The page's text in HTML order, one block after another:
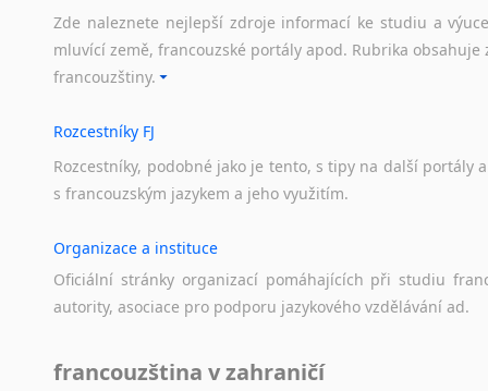
Zde naleznete nejlepší zdroje informací ke studiu a
mluvící země, francouzské portály apod. Rubrika
francouzštiny.
Rozcestníky FJ
Rozcestníky, podobné jako je tento, s tipy na další portály a
s francouzským jazykem a jeho využitím.
Organizace a instituce
Oficiální stránky organizací pomáhajících při studiu
autority, asociace pro podporu jazykového vzdělávání ad.
francouzština v zahraničí